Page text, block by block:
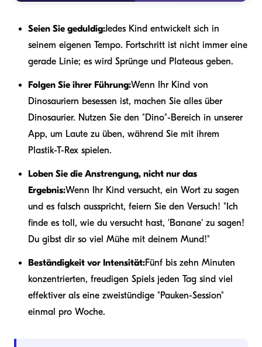
Seien Sie geduldig:Jedes Kind entwickelt sich in
seinem eigenen Tempo. Fortschritt ist nicht immer eine
gerade Linie; es wird Sprünge und Plateaus geben.
Folgen Sie ihrer Führung:Wenn Ihr Kind von
Dinosauriern besessen ist, machen Sie alles über
Dinosaurier. Nutzen Sie den "Dino"-Bereich in unserer
App, um Laute zu üben, während Sie mit ihrem
Plastik-T-Rex spielen.
Loben Sie die Anstrengung, nicht nur das
Ergebnis:Wenn Ihr Kind versucht, ein Wort zu sagen
und es falsch ausspricht, feiern Sie den Versuch! "Ich
finde es toll, wie du versucht hast, 'Banane' zu sagen!
Du gibst dir so viel Mühe mit deinem Mund!"
Beständigkeit vor Intensität:Fünf bis zehn Minuten
konzentrierten, freudigen Spiels jeden Tag sind viel
effektiver als eine zweistündige "Pauken-Session"
einmal pro Woche.